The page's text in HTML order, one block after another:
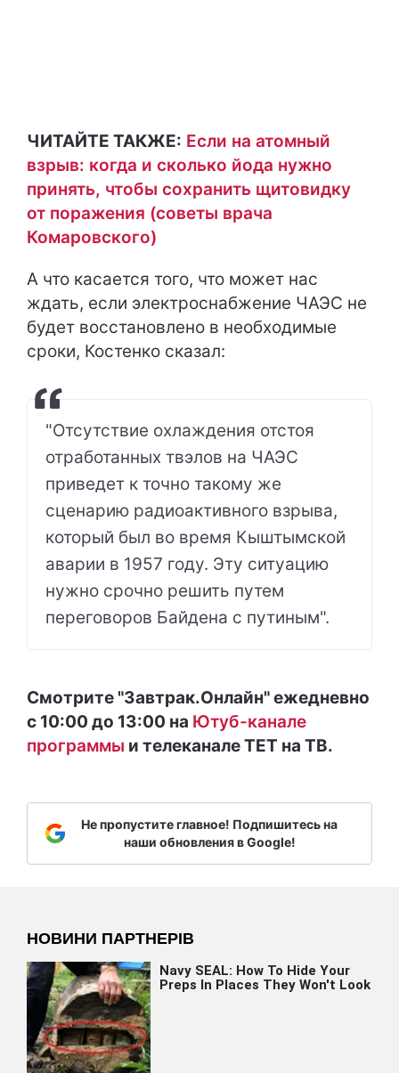
ЧИТАЙТЕ ТАКЖЕ: Если на атомный
взрыв: когда и сколько йода нужно
принять, чтобы сохранить щитовидку
от поражения (советы врача
Комаровского)
А что касается того, что может нас
ждать, если электроснабжение ЧАЭС не
будет восстановлено в необходимые
сроки, Костенко сказал:
"Отсутствие охлаждения отстоя
отработанных твэлов на ЧАЭС
приведет к точно такому же
сценарию радиоактивного взрыва,
который был во время Кыштымской
аварии в 1957 году. Эту ситуацию
нужно срочно решить путем
переговоров Байдена с путиным".
Смотрите "Завтрак.Онлайн" ежедневно
с 10:00 до 13:00 на Ютуб-канале
программы и телеканале ТЕТ на ТВ.
Не пропустите главное! Подпишитесь на
наши обновления в Google!